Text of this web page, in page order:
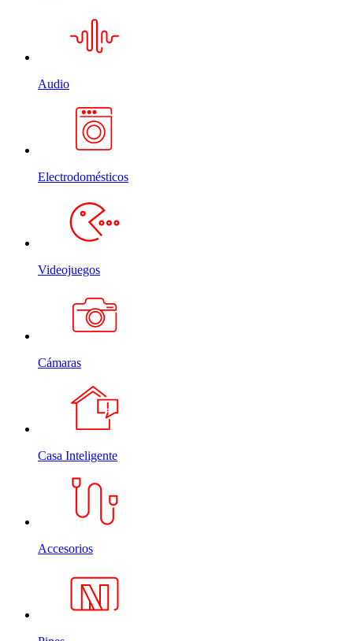
Audio
Electrodomésticos
Videojuegos
Cámaras
Casa Inteligente
Accesorios